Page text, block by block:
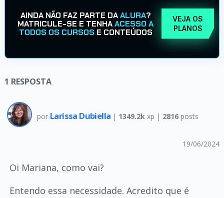
AINDA NÃO FAZ PARTE DAALURA?
MATRICULE-SE E TENHAACESSO A
TODOS OS CURSOS E CONTEÚDOS
VEJA OS
PLANOS
1 RESPOSTA
por Larissa Dubiella | 1349.2k xp | 2816posts
19/06/2024
Oi Mariana, como vai?
Entendo essa necessidade. Acredito que é